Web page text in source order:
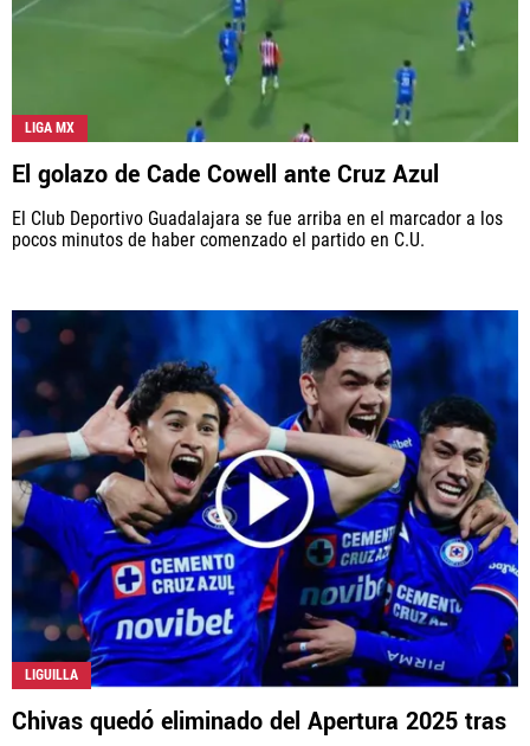
LIGA MX
El golazo de Cade Cowell ante Cruz Azul
El Club Deportivo Guadalajara se fue arriba en el marcador a los
pocos minutos de haber comenzado el partido en C.U.
LIGUILLA
Chivas quedó eliminado del Apertura 2025 tras